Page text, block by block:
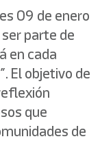
09 de enero
parte de
en cada
El objetivo de
que
de